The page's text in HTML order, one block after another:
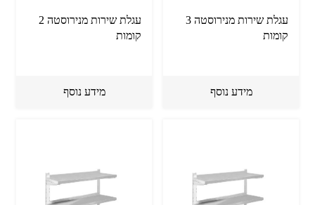
עגלת שירות מנירוסטה 3
קומות
מידע נוסף
עגלת שירות מנירוסטה 2
קומות
מידע נוסף